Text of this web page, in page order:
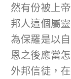
然有份被上
邦人這個屬
為保羅是以
恩之後應當
外邦信徒，